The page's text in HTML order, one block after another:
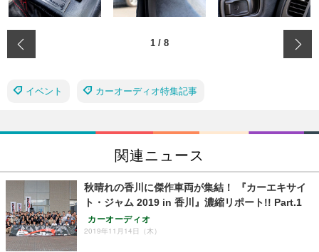
1 / 8
イベント カーオーディオ特集記事
関連ニュース
秋晴れの香川に傑作車両が集結！ 『カーエキサイ
ト・ジャム 2019 in 香川』濃縮リポート!! Part.1
カーオーディオ
2019年11月14日（木）